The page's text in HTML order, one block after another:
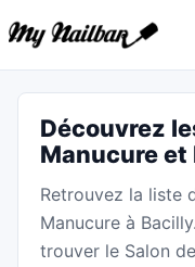
Découvrez
Manucure et
Retrouvez la liste
Manucure à
trouver le Salon